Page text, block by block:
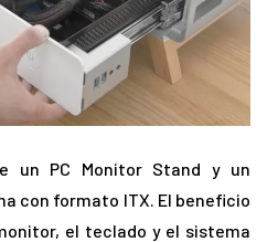
un PC Monitor Stand y un
con formato ITX. El beneficio
el teclado y el sistema